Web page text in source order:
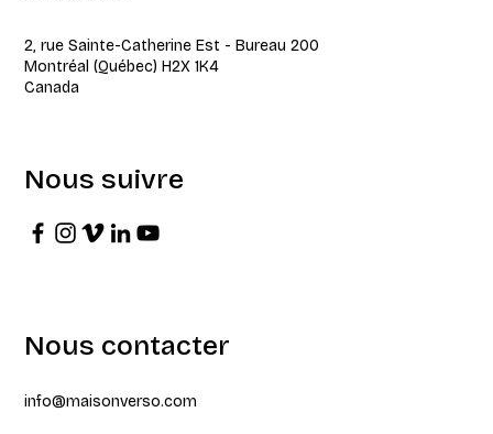
2, rue Sainte-Catherine Est - Bureau 200
Montréal (Québec) H2X 1K4
Canada
Nous suivre
Nous contacter
info@maisonverso.com